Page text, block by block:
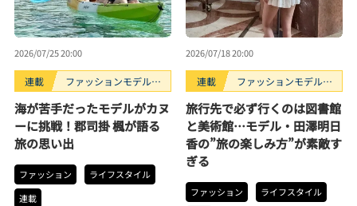
2026/07/25 20:00
連載
ファッションモデルの
海が苦手だったモデルがカヌ
ーに挑戦！郡司掛 楓が語る
旅の思い出
ファッション
ライフスタイル
連載
2026/07/18 20:00
連載
ファッションモデルの
旅行先で必ず行くのは図書館
と美術館…モデル・田澤明日
香の”旅の楽しみ方”が素敵す
ぎる
ファッション
ライフスタイル